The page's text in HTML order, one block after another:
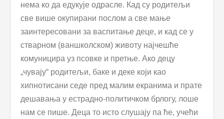
нема ко да едукује одрасле. Кад су родитељи
све више окупирани послом а све мање
заинтересовани за васпитање деце, и кад се у
стварном (ваншколском) животу најчешће
комуницира уз псовке и претње. Ако децу
„чувају“ родитељи, баке и деке који као
хипнотисани седе пред малим екранима и прате
дешавања у естрадно-политичком брлогу, лоше
нам се пише. Деца то исто слушају па ће, учећи